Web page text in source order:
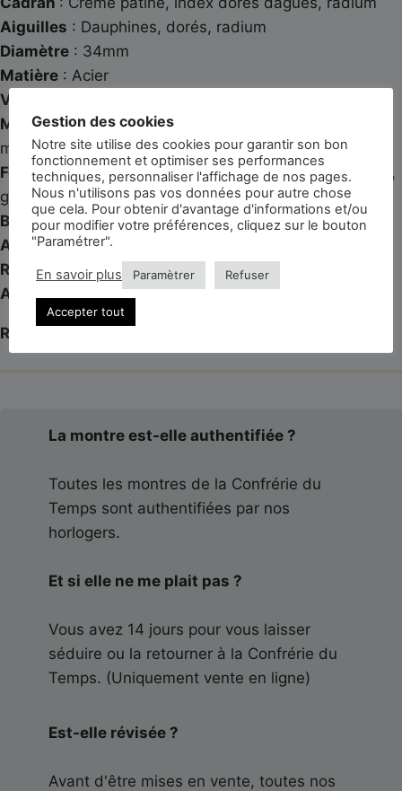
Aiguilles : Dauphines, dorés, radium
Diamètre : 34mm
Matière : Acier
Verre
Mouvement: Mécanique à remontage automatique
manufacturé Omega 503
Fonctionnalités: Heures, minutes, secondes centrale,
guichet date 3h
Bracelet: Veau « pull-up », vert
Année: 1959
Référence: 2849-9-SC
Accessoires
: Suédine de voyage
Révisée et garantie 3 ans
La montre est-elle authentifiée ?
Toutes les montres de la Confrérie du
Temps sont authentifiées par nos
horlogers.
Et si elle ne me plait pas ?
Vous avez 14 jours pour vous laisser
séduire ou la retourner à la Confrérie du
Temps. (Uniquement vente en ligne)
Est-elle révisée ?
Avant d'être mises en vente, toutes nos
Gestion des cookies
Notre site utilise des cookies pour garantir son bon
fonctionnement et optimiser ses performances
techniques, personnaliser l'affichage de nos pages.
Nous n'utilisons pas vos données pour autre chose
que cela. Pour obtenir d'avantage d'informations et/ou
pour modifier votre préférences, cliquez sur le bouton
"Paramétrer".
En savoir plus Paramètrer Refuser
Accepter tout